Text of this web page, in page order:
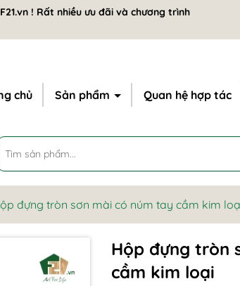
! Rất nhiều ưu đãi và chương trình
chủ Sản phẩm Quan hệ hợp tác
đựng tròn sơn mài có núm tay cầm kim
Hộp đựng tròn
cầm kim loại